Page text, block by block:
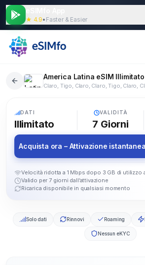
★ 4.9• Faster & Easier
America Latina eSIM
DATI
Illimitato
VALIDITÀ
7 Giorni
Acquista ora – Attivazione istantanea
Velocità ridotta a 1 Mbps dopo 3 GB di utilizzo
Valido per 7 giorni dall’attivazione
Ricarica disponibile in qualsiasi momento
Solo dati Rinnovi Roaming
Nessun eKYC